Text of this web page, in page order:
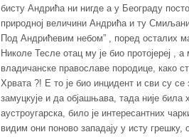
бисту Андрића ни нигде а у Београду
природној величини Андрића и ту
Под Андрићевим небом” , поред осталих
Николе Тесле отац му је био протојереј , а
владичанске православе породице, како
Хрвата ?! Е то је био инцидент и сви су се
замуцкује и да објашњава, тада није била
аустроугарска, било је интересантних
видим они поново западају у исту грешку,